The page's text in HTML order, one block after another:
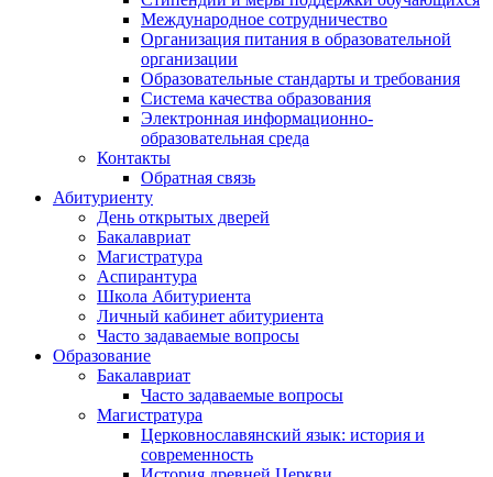
Международное сотрудничество
Организация питания в образовательной
организации
Образовательные стандарты и требования
Система качества образования
Электронная информационно-
образовательная среда
Контакты
Обратная связь
Абитуриенту
День открытых дверей
Бакалавриат
Магистратура
Аспирантура
Школа Абитуриента
Личный кабинет абитуриента
Часто задаваемые вопросы
Образование
Бакалавриат
Часто задаваемые вопросы
Магистратура
Церковнославянский язык: история и
современность